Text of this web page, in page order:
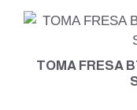
TOMA FRESA